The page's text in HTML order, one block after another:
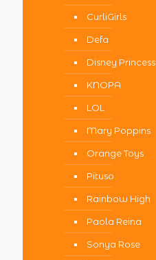
CurliGirls
Defa
Disney Princess
KNOPA
LOL
Mary Poppins
Orange Toys
Pituso
Rainbow High
Paola Reina
Sonya Rose